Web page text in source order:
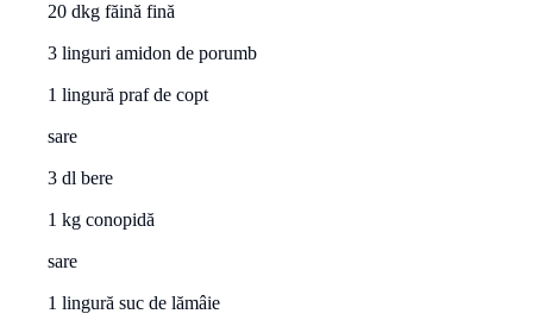
20 dkg făină fină
3 linguri amidon de porumb
1 lingură praf de copt
sare
3 dl bere
1 kg conopidă
sare
1 lingură suc de lămâie